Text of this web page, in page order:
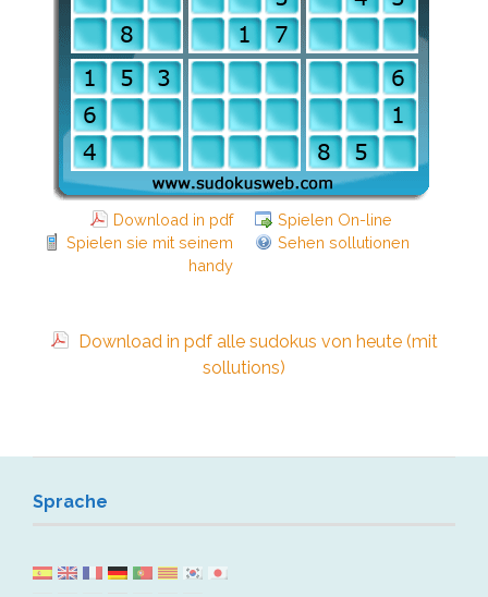
Download in pdf
Spielen On-line
Spielen sie mit seinem
handy
Sehen sollutionen
Download in pdf alle sudokus von heute (mit
sollutions)
Sprache